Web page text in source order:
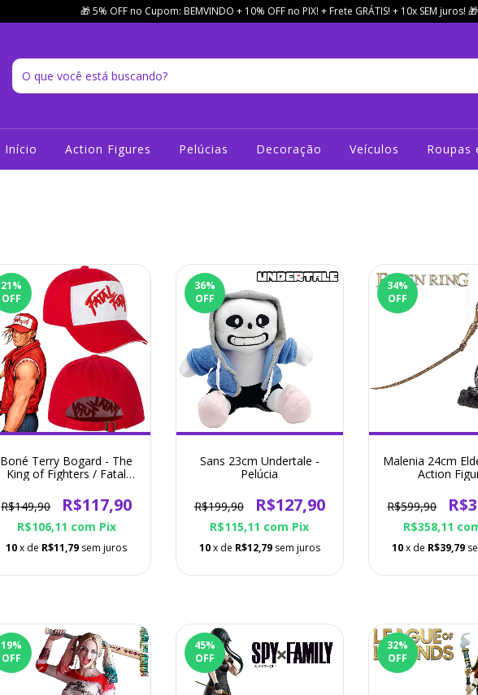
🎁 5% OFF no Cupom: BEMVINDO + 10% OFF no PIX! + Frete GRÁTIS! + 10x SEM juros! 🎁
Início Action Figures Pelúcias Decoração Veículos Roupas
21%
OFF
Boné Terry Bogard - The
King of Fighters / Fatal
R$149,90
R$117,90
R$106,11 com Pix
10x de R$11,79 sem juros
36%
OFF
Sans 23cm Undertale -
Pelúcia
R$199,90 R$127,90
R$115,11 com Pix
10x de R$12,79 sem juros
34%
OFF
Malenia 24cm
Action
R$599,90
R$358,11
10x de R$39,79
19%
OFF
45%
OFF
32%
OFF